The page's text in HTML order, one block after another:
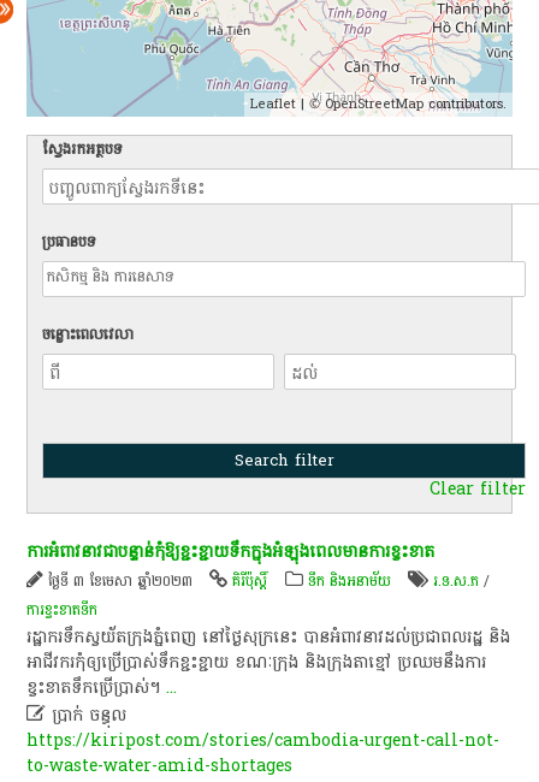
Leaflet| © OpenStreetMapcontributors.
ស្វែងរកអត្ថបទ
ប្រធានបទ
ចន្លោះពេលវេលា
Clear filter
ការ​អំពាវនាវ​ជា​បន្ទាន់​កុំឱ្យ​ខ្ជះខ្ជាយ​ទឹក​ក្នុងអំឡុងពេល​មានការ​ខ្វះខាត​
ថ្ងៃទី ៣ ខែមេសា ឆ្នាំ២០២៣ គិរីប៉ុស្តិ៍ ទឹក និងអនាម័យ រ.ទ.ស.ភ /
ការ​ខ្វះខាត​ទឹក
​រដ្ឋាករទឹក​ស្វយ័ត​ក្រុងភ្នំពេញ​ នៅ​ថ្ងៃ​សុក្រ​នេះ​ បាន​អំពាវនាវ​ដល់​ប្រជាពលរដ្ឋ​ និង​
អាជីវករ​កុំ​ឲ្យ​ប្រើប្រាស់​ទឹក​ខ្ជះខ្ជាយ​ ខណៈ​ក្រុង​ និង​ក្រុង​តា​ខ្មៅ​ ប្រឈម​នឹង​ការ​
ខ្វះខាត​ទឹក​ប្រើប្រាស់​។​...
 ប្រាក់ ចន្ធុល
https://kiripost.com/stories/cambodia-urgent-call-not-
to-waste-water-amid-shortages